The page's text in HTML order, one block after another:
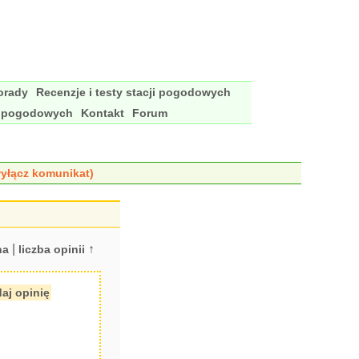
Recenzje i testy stacji pogodowych
Kontakt Forum
komunikat)
| liczba opinii ↑
opinię